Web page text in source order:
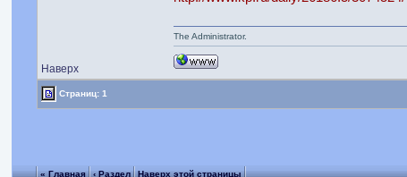
Наверх
The Administrator.
Страниц: 1
« Главная ‹ Раздел Наверх этой страницы